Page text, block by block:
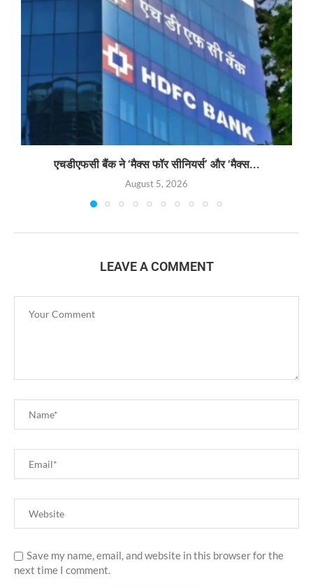
एचडीएफसी बैंक ने ‘मैक्स फॉर सीनियर्स’ और ‘मैक्स...
August 5, 2026
LEAVE A COMMENT
Save my name, email, and website in this browser for the
next time I comment.